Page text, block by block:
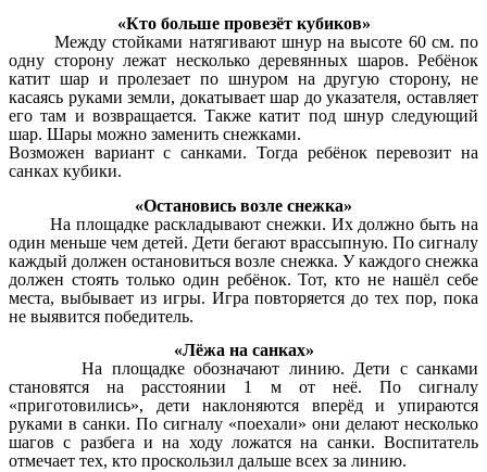
«Кто больше провезёт кубиков»
Между стойками натягивают шнур на высоте 60 см. по
одну сторону лежат несколько деревянных шаров. Ребёнок
катит шар и пролезает по шнуром на другую сторону, не
касаясь руками земли, докатывает шар до указателя, оставляет
его там и возвращается. Также катит под шнур следующий
шар. Шары можно заменить снежками.
Возможен вариант с санками. Тогда ребёнок перевозит на
санках кубики.
«Остановись возле снежка»
На площадке раскладывают снежки. Их должно быть на
один меньше чем детей. Дети бегают врассыпную. По сигналу
каждый должен остановиться возле снежка. У каждого снежка
должен стоять только один ребёнок. Тот, кто не нашёл себе
места, выбывает из игры. Игра повторяется до тех пор, пока
не выявится победитель.
«Лёжа на санках»
На площадке обозначают линию. Дети с санками
становятся на расстоянии 1 м от неё. По сигналу
«приготовились», дети наклоняются вперёд и упираются
руками в санки. По сигналу «поехали» они делают несколько
шагов с разбега и на ходу ложатся на санки. Воспитатель
отмечает тех, кто проскользил дальше всех за линию.